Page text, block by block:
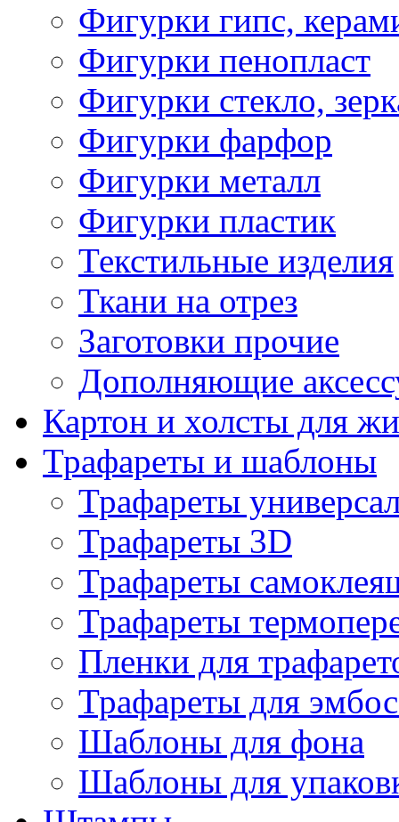
Фигурки гипс,
Фигурки пенопласт
Фигурки стекло,
Фигурки фарфор
Фигурки металл
Фигурки пластик
Текстильные изделия
Ткани на отрез
Заготовки прочие
Дополняющие
Картон и холсты для
Трафареты и шаблоны
Трафареты
Трафареты 3D
Трафареты
Трафареты
Пленки для
Трафареты для
Шаблоны для фона
Шаблоны для